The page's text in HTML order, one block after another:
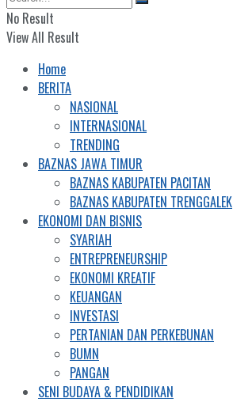
No Result
View All Result
Home
BERITA
NASIONAL
INTERNASIONAL
TRENDING
BAZNAS JAWA TIMUR
BAZNAS KABUPATEN PACITAN
BAZNAS KABUPATEN TRENGGALEK
EKONOMI DAN BISNIS
SYARIAH
ENTREPRENEURSHIP
EKONOMI KREATIF
KEUANGAN
INVESTASI
PERTANIAN DAN PERKEBUNAN
BUMN
PANGAN
SENI BUDAYA & PENDIDIKAN